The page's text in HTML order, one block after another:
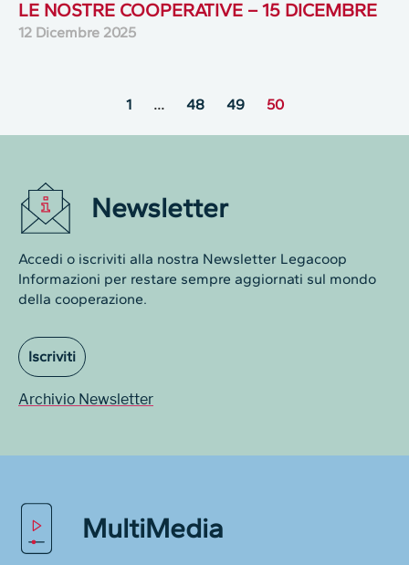
LE NOSTRE COOPERATIVE – 15 DICEMBRE
12 Dicembre 2025
1 … 48 49 50
Newsletter
Accedi o iscriviti alla nostra Newsletter Legacoop
Informazioni per restare sempre aggiornati sul mondo
della cooperazione.
Iscriviti
Archivio Newsletter
MultiMedia